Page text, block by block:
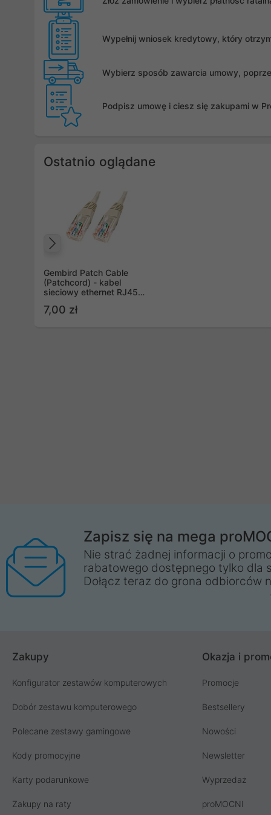
Wypełnij wniosek kredytowy, który
Wybierz sposób zawarcia umowy,
Podpisz umowę i ciesz się zakupami w
Ostatnio oglądane
Gembird Patch Cable
(Patchcord) - kabel
sieciowy ethernet RJ45
7,00 zł
Zapisz się na mega
Nie strać żadnej informacji o
rabatowego dostępnego tylko dla
Dołącz teraz do grona odbiorców
Zakupy
Konfigurator zestawów komputerowych
Dobór zestawu komputerowego
Polecane zestawy gamingowe
Kody promocyjne
Karty podarunkowe
Zakupy na raty
Okazja i
Promocje
Bestsellery
Nowości
Newsletter
Wyprzedaż
proMOCNI